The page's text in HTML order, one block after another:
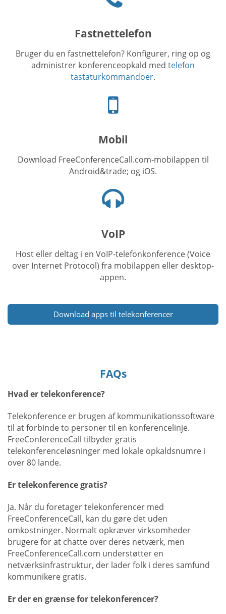
icon
Fastnettelefon
Bruger du en fastnettelefon? Konfigurer, ring op og
administrer konferenceopkald med telefon
tastaturkommandoer.
Mobiltelefon
ikon
Mobil
Download FreeConferenceCall.com-mobilappen til
Android&trade; og iOS.
ikon
VoIP
Host eller deltag i en VoIP-telefonkonference (Voice
over Internet Protocol) fra mobilappen eller desktop-
appen.
Download apps til telekonferencer
FAQs
Hvad er telekonference?
Telekonference er brugen af kommunikationssoftware
til at forbinde to personer til en konferencelinje.
FreeConferenceCall tilbyder gratis
telekonferenceløsninger med lokale opkaldsnumre i
over 80 lande.
Er telekonference gratis?
Ja. Når du foretager telekonferencer med
FreeConferenceCall, kan du gøre det uden
omkostninger. Normalt opkræver virksomheder
brugere for at chatte over deres netværk, men
FreeConferenceCall.com understøtter en
netværksinfrastruktur, der lader folk i deres samfund
kommunikere gratis.
Er der en grænse for telekonferencer?